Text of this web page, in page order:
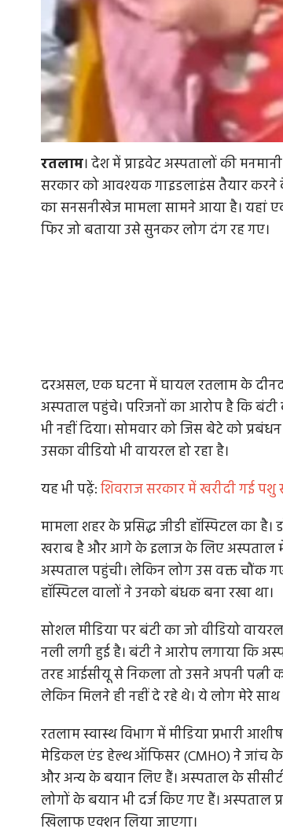
रतलाम। देश में प्राइवेट अस्पतालों की
सरकार को आवश्यक गाइडलाइंस तैयार करने
का सनसनीखेज मामला सामने आया है। यहां
फिर जो बताया उसे सुनकर लोग दंग रह गए।
दरअसल, एक घटना में घायल रतलाम के
अस्पताल पहुंचे। परिजनों का आरोप है कि
भी नहीं दिया। सोमवार को जिस बेटे को
उसका वीडियो भी वायरल हो रहा है।
यह भी पढ़ें:शिवराज सरकार में खरीदी गई
मामला शहर के प्रसिद्ध जीडी हॉस्पिटल का
खराब है और आगे के इलाज के लिए अस्पताल में
अस्पताल पहुंची। लेकिन लोग उस वक्त चौंक
हॉस्पिटल वालों ने उनको बंधक बना रखा था।
सोशल मीडिया पर बंटी का जो वीडियो
नली लगी हुई है। बंटी ने आरोप लगाया कि
तरह आईसीयू से निकला तो उसने अपनी पत्नी
लेकिन मिलने ही नहीं दे रहे थे। ये लोग मेरे
रतलाम स्वास्थ विभाग में मीडिया प्रभारी
मेडिकल एंड हेल्थ ऑफिसर (CMHO) ने जांच के
और अन्य के बयान लिए हैं। अस्पताल के
लोगों के बयान भी दर्ज किए गए हैं। अस्पताल
खिलाफ एक्शन लिया जाएगा।